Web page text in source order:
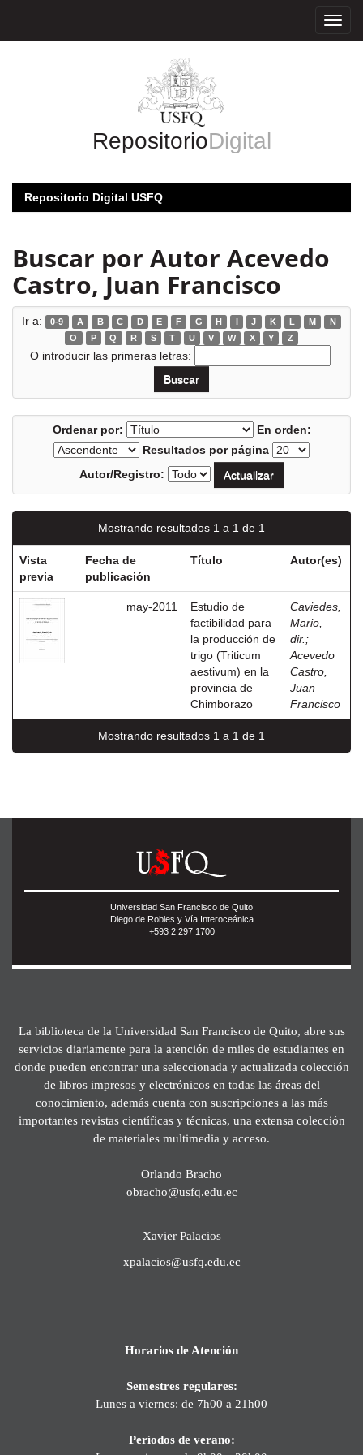
RepositorioDigital
Repositorio Digital USFQ
Buscar por Autor Acevedo
Castro, Juan Francisco
Ir a: 0-9 A B C D E F G H I J K L M
N
O
P Q R S T U V W X Y Z
O introducir las primeras letras:
Ordenar por:
En orden:
Resultados por página
Autor/Registro:
Mostrando resultados 1 a 1 de 1
Vista
previa
Fecha de
publicación
Título Autor(es)
may-2011
Estudio de
factibilidad para
la producción de
trigo (Triticum
aestivum) en la
provincia de
Chimborazo
Caviedes,
Mario,
dir. ;
Acevedo
Castro,
Juan
Francisco
Mostrando resultados 1 a 1 de 1
Universidad San Francisco de Quito
Diego de Robles y Vía Interoceánica
+593 2 297 1700
La biblioteca de la Universidad San Francisco de Quito, abre sus
servicios diariamente para la atención de miles de estudiantes en
donde pueden encontrar una seleccionada y actualizada colección
de libros impresos y electrónicos en todas las áreas del
conocimiento, además cuenta con suscripciones a las más
importantes revistas científicas y técnicas, una extensa colección
de materiales multimedia y acceso.
Orlando Bracho
obracho@usfq.edu.ec
Xavier Palacios
xpalacios@usfq.edu.ec
Horarios de Atención
Semestres regulares:
Lunes a viernes: de 7h00 a 21h00
Períodos de verano: